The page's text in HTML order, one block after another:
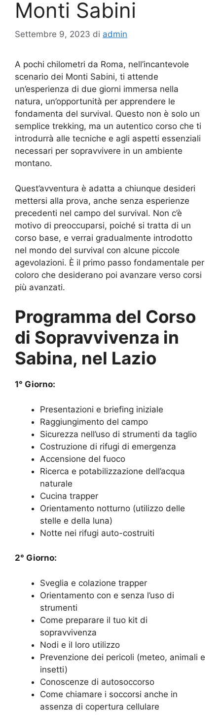
Monti Sabini
Settembre 9, 2023 di admin
A pochi chilometri da Roma, nell’incantevole
scenario dei Monti Sabini, ti attende
un’esperienza di due giorni immersa nella
natura, un’opportunità per apprendere le
fondamenta del survival. Questo non è solo un
semplice trekking, ma un autentico corso che ti
introdurrà alle tecniche e agli aspetti essenziali
necessari per sopravvivere in un ambiente
montano.
Quest’avventura è adatta a chiunque desideri
mettersi alla prova, anche senza esperienze
precedenti nel campo del survival. Non c’è
motivo di preoccuparsi, poiché si tratta di un
corso base, e verrai gradualmente introdotto
nel mondo del survival con alcune piccole
agevolazioni. È il primo passo fondamentale per
coloro che desiderano poi avanzare verso corsi
più avanzati.
Programma del Corso
di Sopravvivenza in
Sabina, nel Lazio
1° Giorno:
Presentazioni e briefing iniziale
Raggiungimento del campo
Sicurezza nell’uso di strumenti da taglio
Costruzione di rifugi di emergenza
Accensione del fuoco
Ricerca e potabilizzazione dell’acqua
naturale
Cucina trapper
Orientamento notturno (utilizzo delle
stelle e della luna)
Notte nei rifugi auto-costruiti
2° Giorno:
Sveglia e colazione trapper
Orientamento con e senza l’uso di
strumenti
Come preparare il tuo kit di
sopravvivenza
Nodi e il loro utilizzo
Prevenzione dei pericoli (meteo, animali e
insetti)
Conoscenze di autosoccorso
Come chiamare i soccorsi anche in
assenza di copertura cellulare